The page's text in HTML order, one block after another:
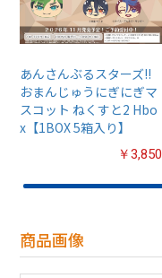
あんさんぶるスターズ!!
おまんじゅうにぎにぎマ
スコット ねくすと2 Hbo
x【1BOX 5箱入り】
￥3,850
商品画像